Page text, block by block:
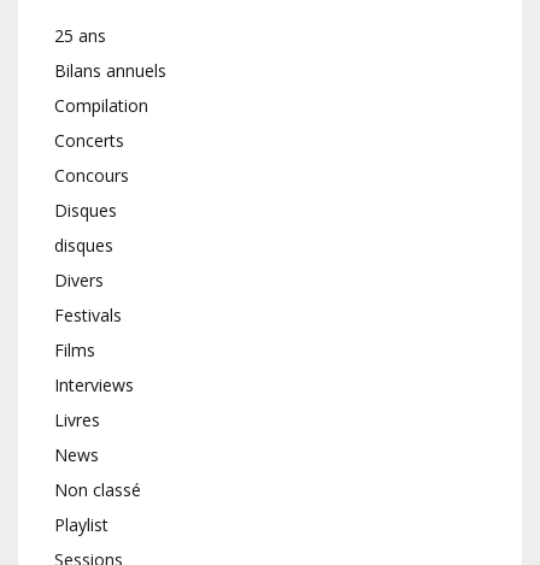
25 ans
Bilans annuels
Compilation
Concerts
Concours
Disques
disques
Divers
Festivals
Films
Interviews
Livres
News
Non classé
Playlist
Sessions